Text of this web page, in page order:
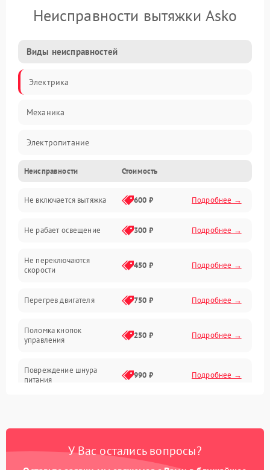
Неисправности вытяжки Asko
Виды неисправностей
Электрика
Механика
Электропитание
Вентиляция
Освещение
Механические повреждения
Электроника
Неисправности Стоимость
Не включается вытяжка 600 ₽ Подробнее →
Не рабает освещение 300 ₽ Подробнее →
Не переключаются
скорости
450 ₽ Подробнее →
Перегрев двигателя 750 ₽ Подробнее →
Поломка кнопок
управления
250 ₽ Подробнее →
Повреждение шнура
питания
990 ₽ Подробнее →
Не ключается вытяжка 550 ₽ Подробнее →
У Вас остались вопросы?